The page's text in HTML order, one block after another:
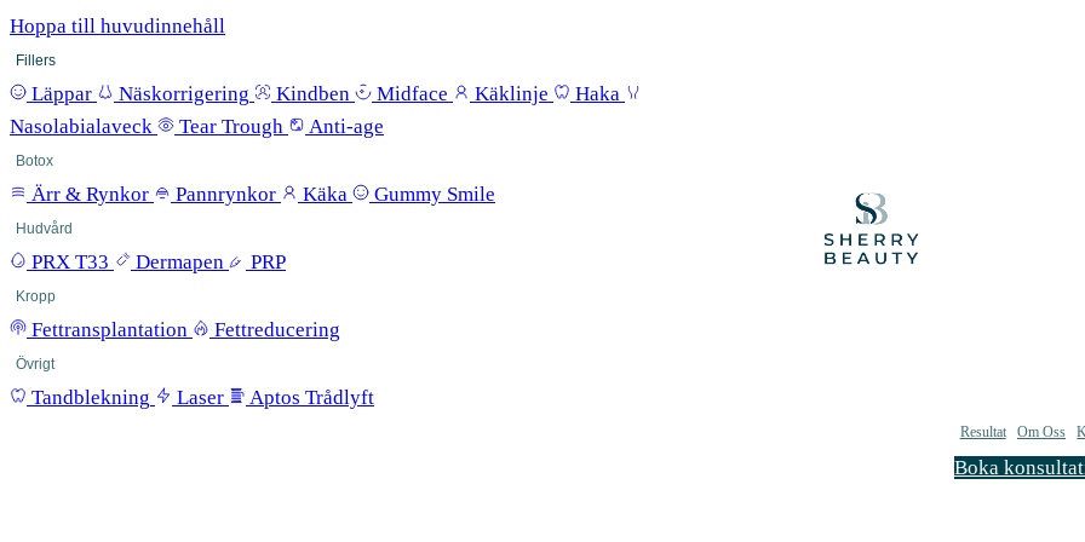
Hoppa till huvudinnehåll
Fillers
Läppar Näskorrigering Kindben Midface Käklinje
Haka
Nasolabialaveck
Tear Trough Anti-age
Botox
Ärr & Rynkor Pannrynkor Käka Gummy Smile
Hudvård
PRX T33 Dermapen PRP
Kropp
Fettransplantation Fettreducering
Övrigt
Tandblekning Laser Aptos Trådlyft
Resultat Om Oss
Boka